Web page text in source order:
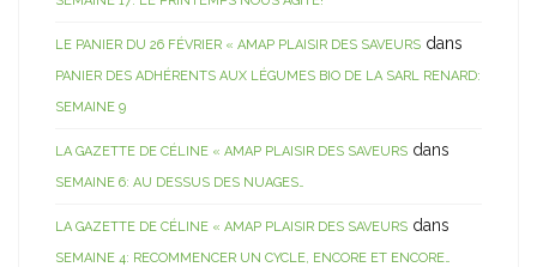
LE PANIER DU 26 FÉVRIER « AMAP PLAISIR DES SAVEURS dans
PANIER DES ADHÉRENTS AUX LÉGUMES BIO DE LA SARL RENARD:
SEMAINE 9
LA GAZETTE DE CÉLINE « AMAP PLAISIR DES SAVEURS dans
SEMAINE 6: AU DESSUS DES NUAGES…
LA GAZETTE DE CÉLINE « AMAP PLAISIR DES SAVEURS dans
SEMAINE 4: RECOMMENCER UN CYCLE, ENCORE ET ENCORE…